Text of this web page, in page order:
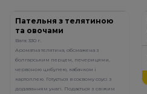
Пательня з телятиною
та овочами
Вага: 330 г.
Ароматна телятина, обсмажена з
болгарським перцем, печерицями,
червоною цибулею, кабачком і
картоплею. Готується в соєвому соусі з
додаванням унагі. Подається з свіжим